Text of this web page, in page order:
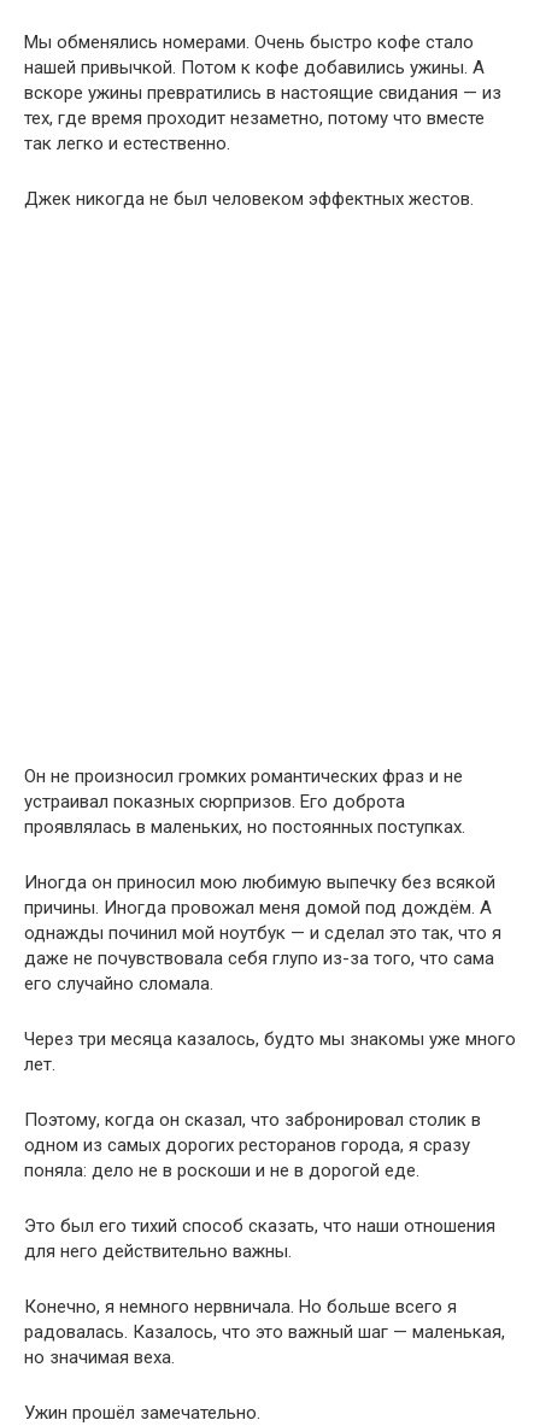
Мы обменялись номерами. Очень быстро кофе стало
нашей привычкой. Потом к кофе добавились ужины. А
вскоре ужины превратились в настоящие свидания — из
тех, где время проходит незаметно, потому что вместе
так легко и естественно.
Джек никогда не был человеком эффектных жестов.
Он не произносил громких романтических фраз и не
устраивал показных сюрпризов. Его доброта
проявлялась в маленьких, но постоянных поступках.
Иногда он приносил мою любимую выпечку без всякой
причины. Иногда провожал меня домой под дождём. А
однажды починил мой ноутбук — и сделал это так, что я
даже не почувствовала себя глупо из-за того, что сама
его случайно сломала.
Через три месяца казалось, будто мы знакомы уже много
лет.
Поэтому, когда он сказал, что забронировал столик в
одном из самых дорогих ресторанов города, я сразу
поняла: дело не в роскоши и не в дорогой еде.
Это был его тихий способ сказать, что наши отношения
для него действительно важны.
Конечно, я немного нервничала. Но больше всего я
радовалась. Казалось, что это важный шаг — маленькая,
но значимая веха.
Ужин прошёл замечательно.